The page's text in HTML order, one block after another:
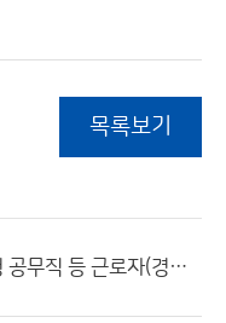
목록보기
2026년 제주지방기상청 공무직 등 근로자(경비원·방재기상지원관) 채용 서류전형 합격자 및 면접전형 일정 공고